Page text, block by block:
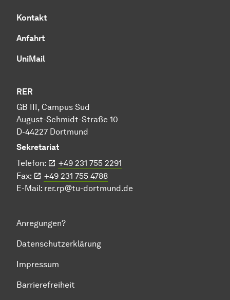
Kontakt
Anfahrt
UniMail
RER
GB III, Campus Süd
August-Schmidt-Straße 10
D-44227 Dortmund
Sekretariat
Telefon:
+49 231 755 2291
Fax:
+49 231 755 4788
E-Mail: rer.rp@tu-dortmund.de
Anregungen?
Datenschutzerklärung
Impressum
Barrierefreiheit